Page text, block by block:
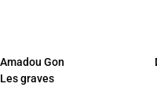
Amadou Gon
graves